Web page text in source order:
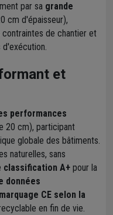
par sa grande
cm d'épaisseur),
de chantier et
et
performances
20 cm), participant
globale des bâtiments.
naturelles, sans
classification A+ pour la
données
marquage CE selon la
en fin de vie.